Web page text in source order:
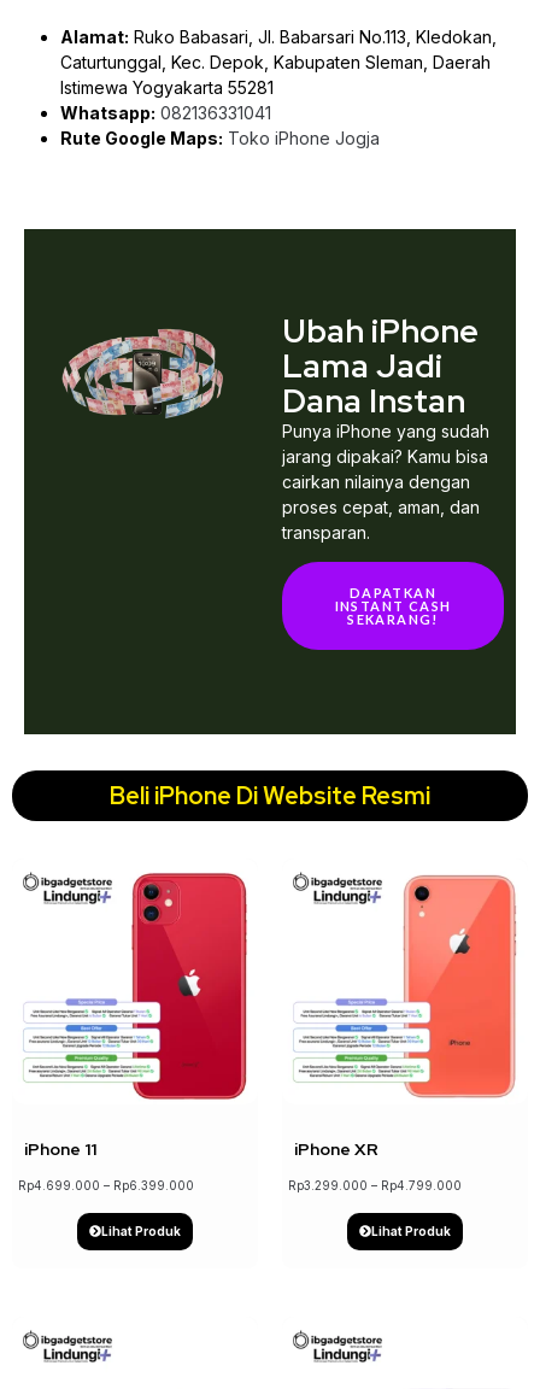
Alamat: Ruko Babasari, Jl. Babarsari No.113, Kledokan,
Caturtunggal, Kec. Depok, Kabupaten Sleman, Daerah
Istimewa Yogyakarta 55281
Whatsapp: 082136331041
Rute Google Maps: Toko iPhone Jogja
Ubah iPhone
Lama Jadi
Dana Instan
Punya iPhone yang sudah
jarang dipakai? Kamu bisa
cairkan nilainya dengan
proses cepat, aman, dan
transparan.
DAPATKAN
INSTANT CASH
SEKARANG!
Beli iPhone Di Website Resmi
iPhone 11
Rp4.699.000 – Rp6.399.000
Lihat Produk
iPhone XR
Rp3.299.000 – Rp4.799.000
Lihat Produk